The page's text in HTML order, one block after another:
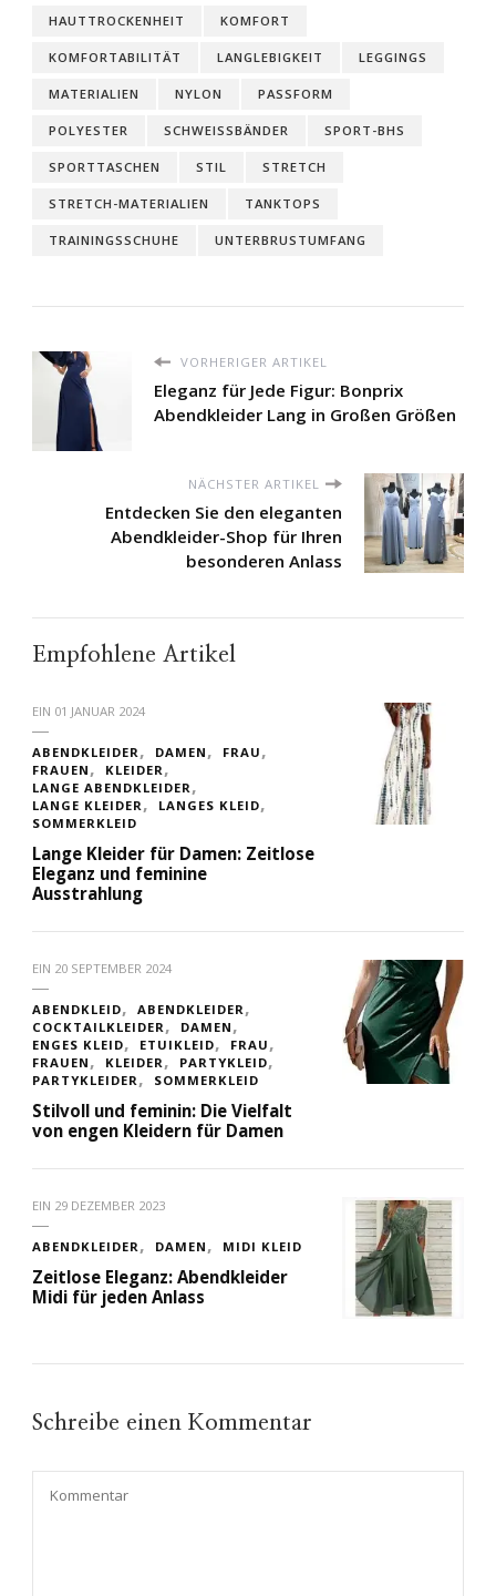
HAUTTROCKENHEIT KOMFORT
KOMFORTABILITÄT LANGLEBIGKEIT LEGGINGS
MATERIALIEN NYLON PASSFORM
POLYESTER SCHWEISSBÄNDER SPORT-BHS
SPORTTASCHEN STIL STRETCH
STRETCH-MATERIALIEN TANKTOPS
TRAININGSSCHUHE UNTERBRUSTUMFANG
VORHERIGER ARTIKEL
Eleganz für Jede Figur: Bonprix
Abendkleider Lang in Großen Größen
NÄCHSTER ARTIKEL
Entdecken Sie den eleganten
Abendkleider-Shop für Ihren
besonderen Anlass
Empfohlene Artikel
EIN 01 JANUAR 2024
ABENDKLEIDER DAMEN
FRAU
FRAUEN
KLEIDER
LANGE ABENDKLEIDER
LANGE KLEIDER
LANGES KLEID
SOMMERKLEID
Lange Kleider für Damen: Zeitlose
Eleganz und feminine
Ausstrahlung
EIN 20 SEPTEMBER 2024
ABENDKLEID
ABENDKLEIDER
COCKTAILKLEIDER
DAMEN
ENGES KLEID
ETUIKLEID
FRAU
FRAUEN
KLEIDER
PARTYKLEID
PARTYKLEIDER
SOMMERKLEID
Stilvoll und feminin: Die Vielfalt
von engen Kleidern für Damen
EIN 29 DEZEMBER 2023
ABENDKLEIDER DAMEN MIDI KLEID
Zeitlose Eleganz: Abendkleider
Midi für jeden Anlass
Schreibe einen Kommentar